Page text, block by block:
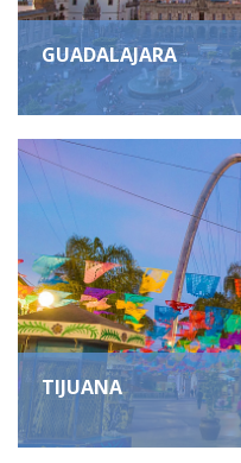
GUADALAJARA
TIJUANA